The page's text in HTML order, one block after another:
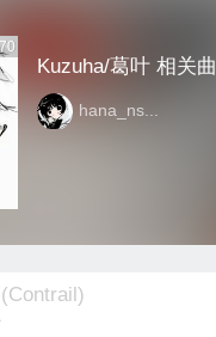
Kuzuha/葛叶 相关曲
hana_ns...
(Contrail)